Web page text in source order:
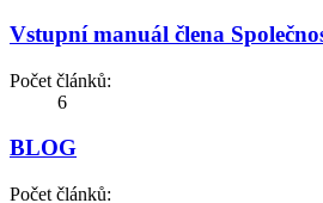
Vstupní manuál člena
Počet článků:
6
BLOG
Počet článků: